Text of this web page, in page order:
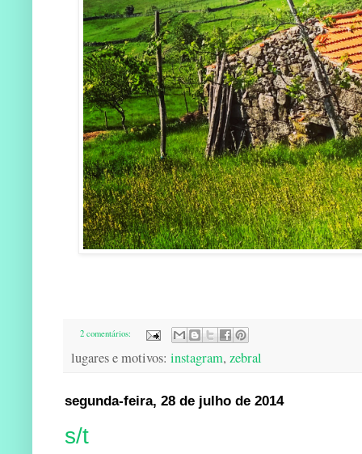
2 comentários:
lugares e motivos: instagram, zebral
segunda-feira, 28 de julho de 2014
s/t